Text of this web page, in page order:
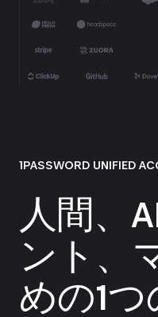
1PASSWORD UNIFIED
人間、
ント、
めの1